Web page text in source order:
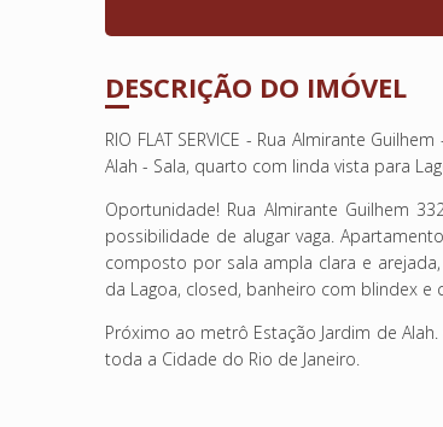
DESCRIÇÃO DO IMÓVEL
RIO FLAT SERVICE - Rua Almirante
Alah - Sala, quarto com linda vista para
Oportunidade! Rua Almirante Guilhem
possibilidade de alugar vaga.
composto por sala ampla clara e
da Lagoa, closed, banheiro com blindex e
Próximo ao metrô Estação Jardim de
toda a Cidade do Rio de Janeiro.